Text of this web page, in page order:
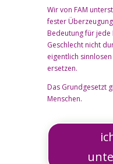
Wir von FAM
fester
Bedeutung für
Geschlecht nicht
eigentlich
ersetzen.
Das Grundgesetzt
Menschen.